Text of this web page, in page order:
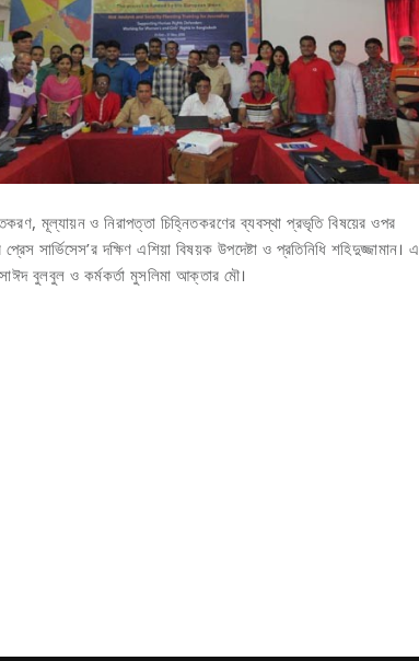
মূল্যায়ন ও নিরাপত্তা চিহ্নিতকরণের ব্যবস্থা প্রভৃতি বিষয়ের ওপর
সার্ভিসেস’র দক্ষিণ এশিয়া বিষয়ক উপদেষ্টা ও প্রতিনিধি শহিদুজ্জামান। এ
বুলবুল ও কর্মকর্তা মুসলিমা আক্তার মৌ।